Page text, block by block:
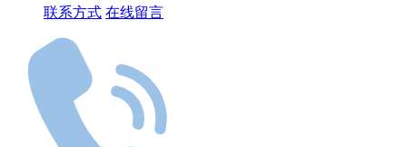
联系方式 在线留言